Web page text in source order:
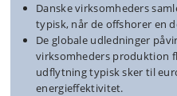
Danske virksomheders
typisk, når de offshorer en
De globale udledninger
virksomheders produktion
udflytning typisk sker til
energieffektivitet.